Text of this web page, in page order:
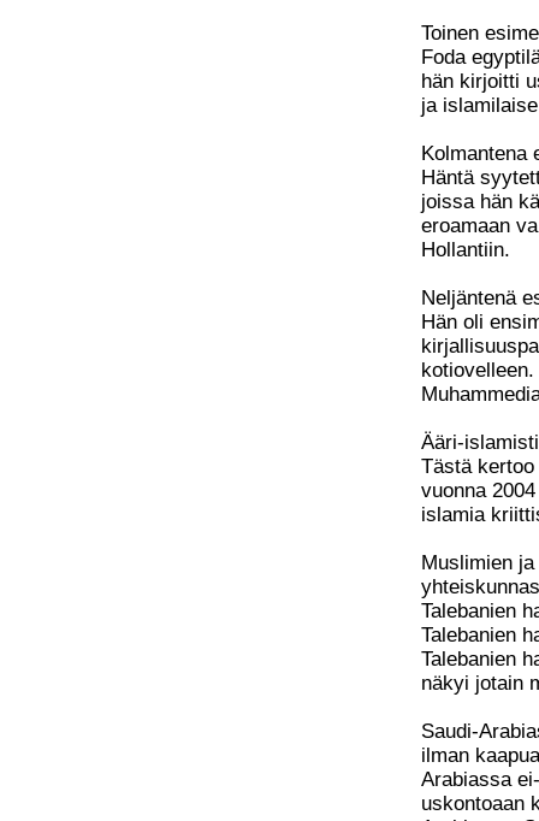
Toinen
Foda
hän kirjoitti
ja
Kolmantena
Häntä
joissa hän
eroamaan
Hollantiin.
Neljäntenä
Hän oli
Ääri-
Tästä
vuonna
islamia
Muslimien
Talebanien
Talebanien
Talebanien
näkyi jotain
Saudi-
ilman
Arabiassa
uskontoaan